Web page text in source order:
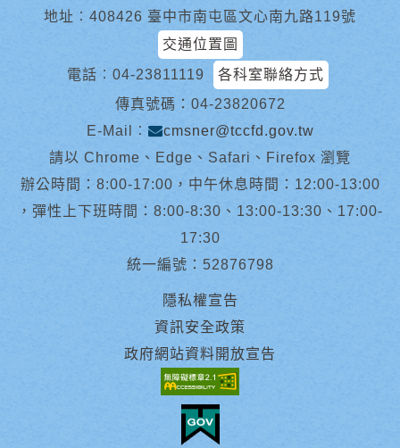
地址︰408426 臺中市南屯區文心南九路119號
交通位置圖
電話︰ 04-23811119
各科室聯絡方式
傳真號碼：04-23820672
E-Mail︰
cmsner@tccfd.gov.tw
請以 Chrome、Edge、Safari、Firefox 瀏覽
辦公時間：8:00-17:00，中午休息時間：12:00-13:00
，彈性上下班時間：8:00-8:30、13:00-13:30、17:00-
17:30
統一編號：52876798
隱私權宣告
資訊安全政策
政府網站資料開放宣告